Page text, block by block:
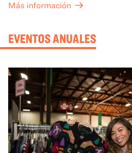
mejor lo que se expone en las
Más información
EVENTOS ANUALES